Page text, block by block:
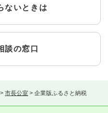
> 市長公室 > 企業版ふるさと納税
ないときは
談の窓口